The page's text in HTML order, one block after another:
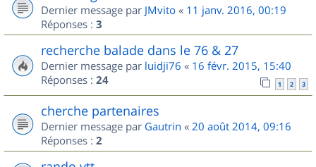
Dernier message par JMvito « 11 janv. 2016, 00:19
Réponses : 3
recherche balade dans le 76 & 27
Dernier message par luidji76 « 16 févr. 2015, 15:40
Réponses : 24 1 2 3
cherche partenaires
Dernier message par Gautrin « 20 août 2014, 09:16
Réponses : 2